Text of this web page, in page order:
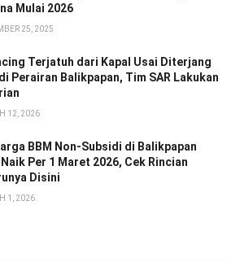
Mulai 2026
25, 2025
Terjatuh dari Kapal Usai Diterjang
Perairan Balikpapan, Tim SAR Lakukan
12, 2026
BBM Non-Subsidi di Balikpapan
Naik Per 1 Maret 2026, Cek Rincian
Disini
1, 2026